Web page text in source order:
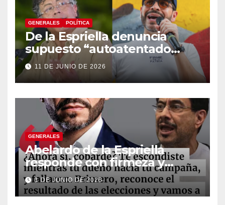
GENERALES POLÍTICA
De la Espriella denuncia
supuesto “autoatentado
legislativo” tras decisión de
suspender provisionalmente
a Petro
11 DE JUNIO DE 2026
GENERALES
Abelardo de la Espriella
responde con firmeza y
fortalece su imagen de
liderazgo ante la controversia
1 DE JUNIO DE 2026